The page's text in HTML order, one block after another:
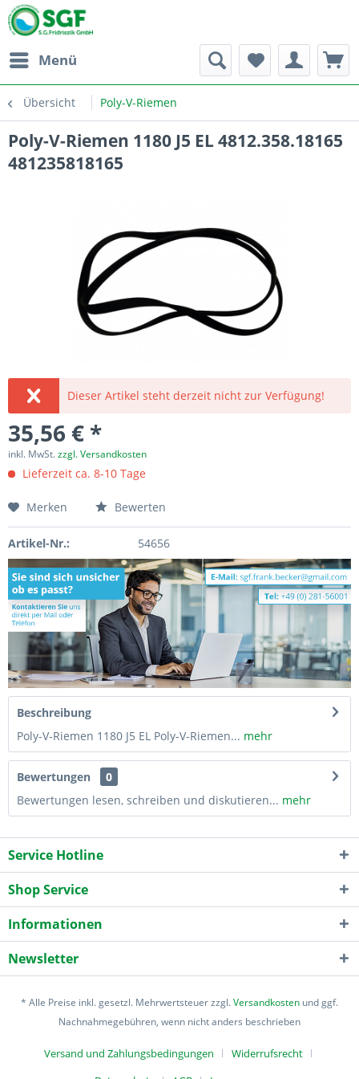
Menü
Übersicht Poly-V-Riemen
Poly-V-Riemen 1180 J5 EL 4812.358.18165
481235818165
Dieser Artikel steht derzeit nicht zur Verfügung!
35,56 € *
inkl. MwSt.zzgl. Versandkosten
Lieferzeit ca. 8-10 Tage
Merken Bewerten
Artikel-Nr.: 54656
Beschreibung
Poly-V-Riemen 1180 J5 EL Poly-V-Riemen... mehr
Bewertungen
0
Bewertungen lesen, schreiben und diskutieren... mehr
Service Hotline
Shop Service
Informationen
Newsletter
* Alle Preise inkl. gesetzl. Mehrwertsteuer zzgl.Versandkosten und ggf.
Nachnahmegebühren, wenn nicht anders beschrieben
Versand und Zahlungsbedingungen
Widerrufsrecht